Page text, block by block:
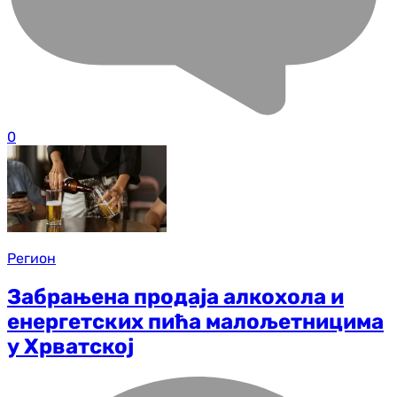
0
Регион
Забрањена продаја алкохола и
енергетских пића малољетницима
у Хрватској